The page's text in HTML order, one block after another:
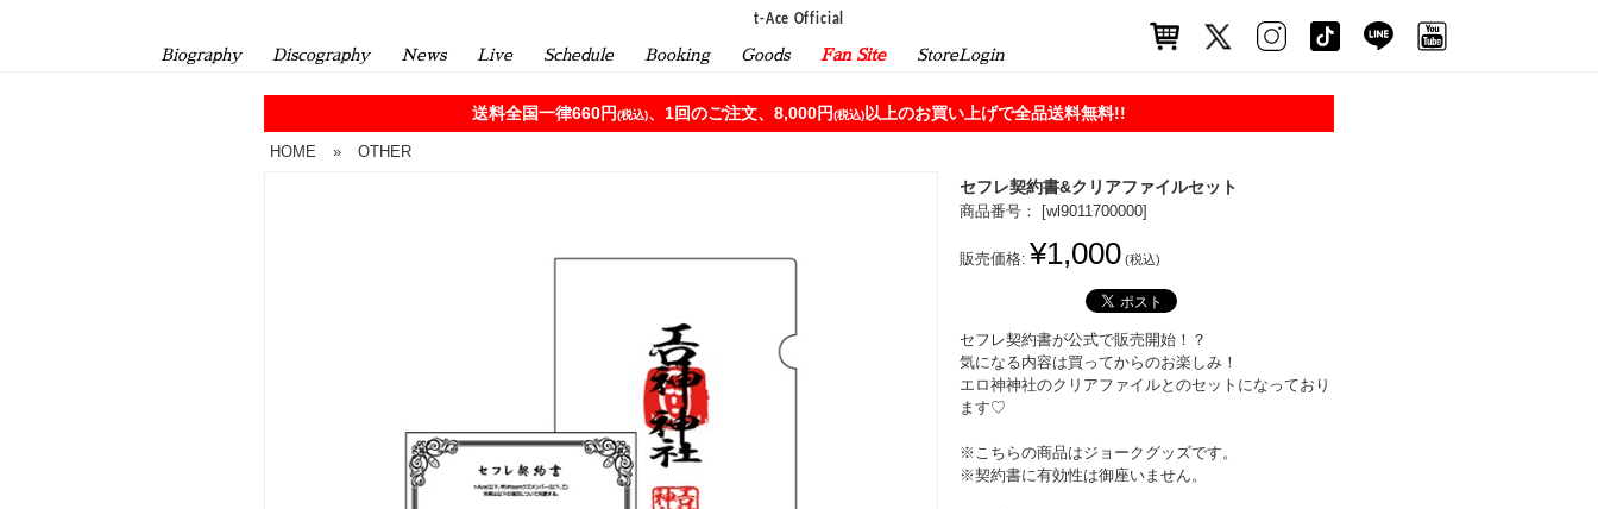
t-Ace Official
Biography Discography News Live Schedule Booking Goods Fan Site StoreLogin
送料全国一律660円(税込)、1回のご注文、8,000円(税込) 以上のお買い上げで全品送料無料!!
HOME » OTHER
セフレ契約書&クリアファイルセット
商品番号： [wl9011700000]
販売価格: ¥1,000 (税込)
セフレ契約書が公式で販売開始！？
気になる内容は買ってからのお楽しみ！
エロ神神社のクリアファイルとのセットになっており
ます♡
※こちらの商品はジョークグッズです。
※契約書に有効性は御座いません。